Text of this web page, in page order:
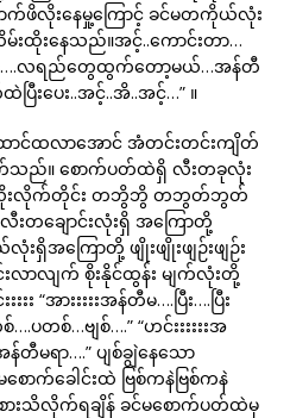
ာက်ဖိလိုးနေမှု့ကြောင့် ခင်မတကိုယ်လုံး
းထိုးနေသည်။အင့်..ကောင်းတာ…
….လရည်တွေထွက်တော့မယ်…အန်တီ
ြီးပေး..အင့်..အိ..အင့်…” ။
ထောင်ထလာအောင် အံတင်းတင်းကျိတ်
ည်။ စောက်ပတ်ထဲရှိ လီးတခုလုံး
ြီး လိုးလိုက်တိုင်း တဘွိဘွိ တဘွတ်ဘွတ်
ျောင်းလုံးရှိ အကြောတို့
ရှိအကြောတို့ ဖျိုးဖျိုးဖျဉ်းဖျဉ်း
းလာလျက် စိုးနိုင်ထွန်း မျက်လုံးတို့
“အားးးးးအန်တီမ….ပြီး….ပြီး
စ်….ပတစ်…ဗျစ်….” “ဟင်းးးးးးအ
န်တီမရာ….” ပျစ်ချွဲနေသော
ောက်ခေါင်းထဲ ဗြစ်ကနဲဗြစ်ကနဲ
းသိလိုက်ရချိန် ခင်မစောက်ပတ်ထဲမှ